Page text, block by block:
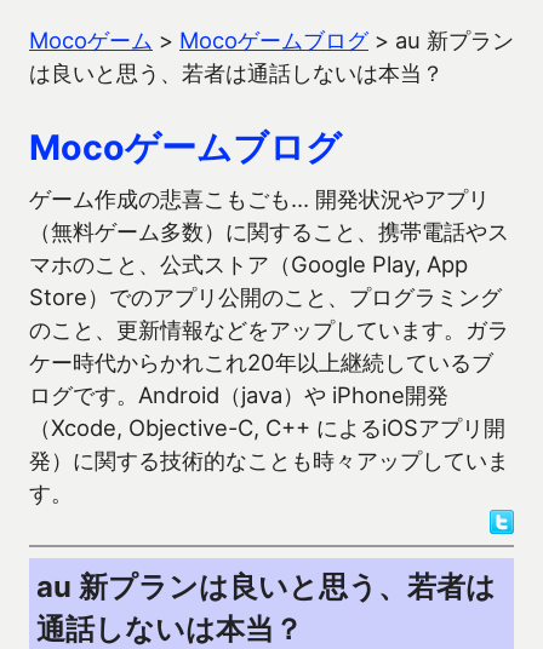
Mocoゲーム > Mocoゲームブログ> au 新プラン
は良いと思う、若者は通話しないは本当？
Mocoゲームブログ
ゲーム作成の悲喜こもごも… 開発状況やアプリ
（無料ゲーム多数）に関すること、携帯電話やス
マホのこと、公式ストア（Google Play, App
Store）でのアプリ公開のこと、プログラミング
のこと、更新情報などをアップしています。ガラ
ケー時代からかれこれ20年以上継続しているブ
ログです。Android（java）や iPhone開発
（Xcode, Objective-C, C++ によるiOSアプリ開
発）に関する技術的なことも時々アップしていま
す。
au 新プランは良いと思う、若者は
通話しないは本当？